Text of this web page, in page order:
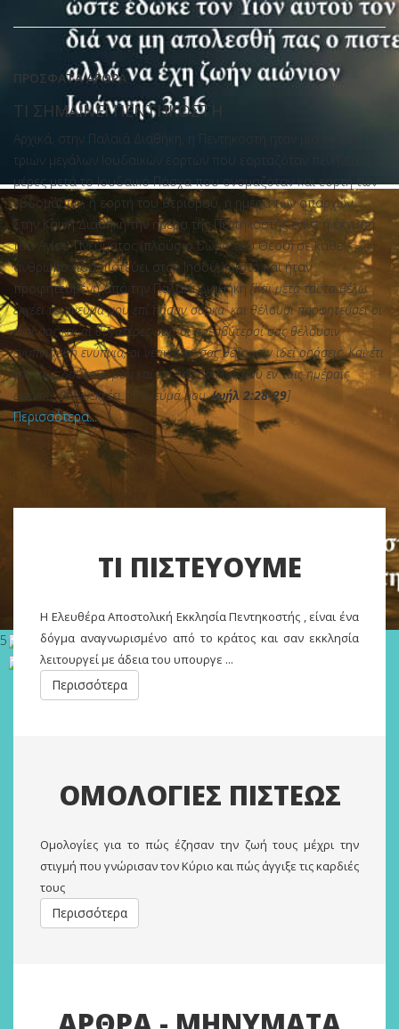
4
5
ΠΡΌΣΦΑΤΑ ΆΡΘΡΑ
ΤΙ ΣΗΜΑΙΝΕΙ ΠΕΝΤΗΚΟΣΤΗ
Αρχικά, στην Παλαιά Διαθήκη, η Πεντηκοστή ήταν μία εκ των
τριών μεγάλων Ιουδαϊκών εορτών που εορταζόταν πενήντα
μέρες μετά το Ιουδαϊκό Πάσχα που ονομαζόταν και εορτή των
εβδομάδων, ή εορτή του θερισμού, ή ημέρα των απαρχών.
Στην Καινή Διαθήκη την ημέρα της Πεντηκοστής έγινε η έκχυση
του Αγίου Πνεύματος (πλούσιο δώρο του Θεού) σε κάθε
άνθρωπο που πιστεύει στον Ιησού Χριστό και ήταν
προφητευμένη από την Παλαιά Διαθήκη [Και μετά ταύτα θέλω
εκχέει το πνεύμά μου επί πάσαν σάρκα· και θέλουσι προφητεύσει οι
υιοί σας και αι θυγατέρες σας· οι πρεσβύτεροί σας θέλουσιν
ενυπνιασθή ενύπνια, οι νεανίσκοι σας θέλουσιν ιδεί οράσεις. Και έτι
επί τους δούλους μου και επί τας δούλας μου εν ταις ημέραις
εκείναις θέλω εκχέει το πνεύμά μου. Ιωήλ 2:28-29]
Περισσότερα...
ΤΙ ΠΙΣΤΕΥΟΥΜΕ
Η Ελευθέρα Αποστολική Εκκλησία Πεντηκοστής , είναι ένα
δόγμα αναγνωρισμένο από το κράτος και σαν εκκλησία
λειτουργεί με άδεια του υπουργε ...
Περισσότερα
ΟΜΟΛΟΓΙΕΣ ΠΙΣΤΕΩΣ
Oμολογίες για το πώς έζησαν την ζωή τους μέχρι την
στιγμή που γνώρισαν τον Κύριο και πώς άγγιξε τις καρδιές
τους
Περισσότερα